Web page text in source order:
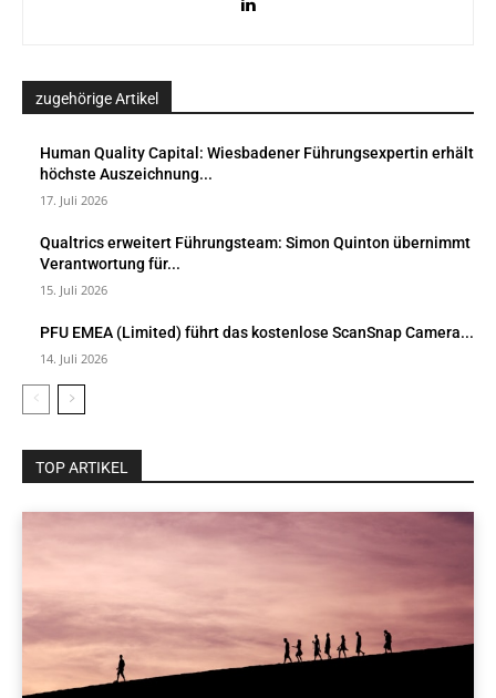
zugehörige Artikel
Human Quality Capital: Wiesbadener Führungsexpertin erhält
höchste Auszeichnung...
17. Juli 2026
Qualtrics erweitert Führungsteam: Simon Quinton übernimmt
Verantwortung für...
15. Juli 2026
PFU EMEA (Limited) führt das kostenlose ScanSnap Camera...
14. Juli 2026
TOP ARTIKEL